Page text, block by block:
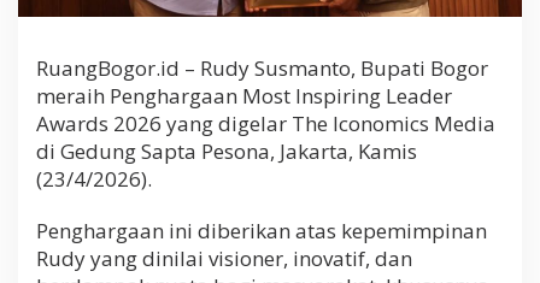
RuangBogor.id – Rudy Susmanto, Bupati Bogor
meraih Penghargaan Most Inspiring Leader
Awards 2026 yang digelar The Iconomics Media
di Gedung Sapta Pesona, Jakarta, Kamis
(23/4/2026).
Penghargaan ini diberikan atas kepemimpinan
Rudy yang dinilai visioner, inovatif, dan